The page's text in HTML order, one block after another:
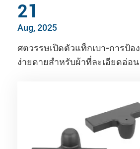
21
Aug, 2025
ศตวรรษเปิดตัวแท็กเบา-การป้อ
ง่ายดายสำหรับผ้าที่ละเอียดอ่อน